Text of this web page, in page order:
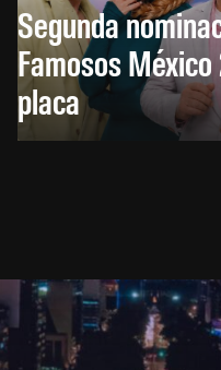
Segunda
Famosos
placa